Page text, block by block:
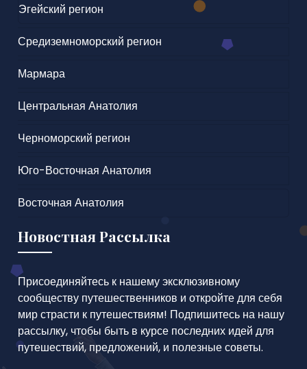
Эгейский регион
Средиземноморский регион
Мармара
Центральная Анатолия
Черноморский регион
Юго-Восточная Анатолия
Восточная Анатолия
Новостная Рассылка
Присоединяйтесь к нашему эксклюзивному
сообществу путешественников и откройте для себя
мир страсти к путешествиям! Подпишитесь на нашу
рассылку, чтобы быть в курсе последних идей для
путешествий, предложений, и полезные советы.